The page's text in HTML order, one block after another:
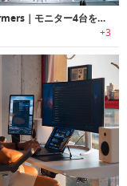
Transformers｜モニター4台を自由にレイアウトできる、究極のマルチディスプレイシステム
+3